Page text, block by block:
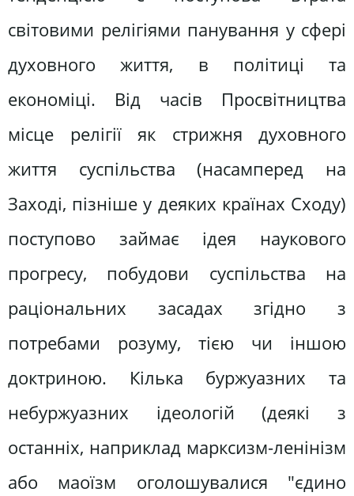
світовими релігіями панування у сфері
духовного життя, в політиці та
економіці. Від часів Просвітництва
місце релігії як стрижня духовного
життя суспільства (насамперед на
Заході, пізніше у деяких країнах Сходу)
поступово займає ідея наукового
прогресу, побудови суспільства на
раціональних засадах згідно з
потребами розуму, тією чи іншою
доктриною. Кілька буржуазних та
небуржуазних ідеологій (деякі з
останніх, наприклад марксизм-ленінізм
або маоїзм оголошувалися "єдино